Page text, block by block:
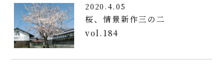
2020.4.05
桜、情景新作三の二
vol.184